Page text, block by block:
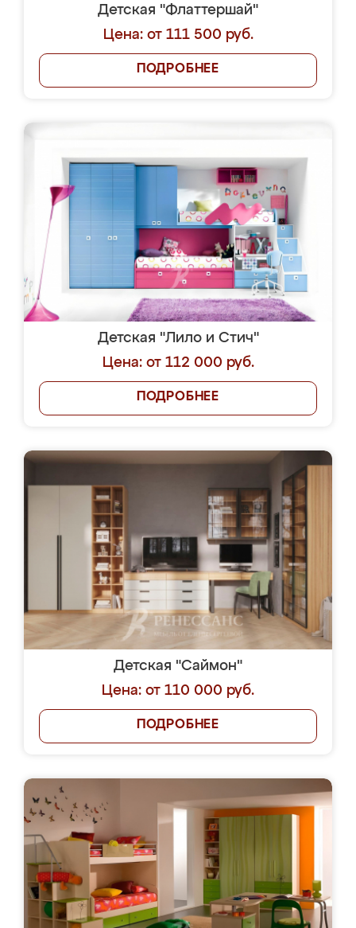
Детская "Флаттершай"
Цена: от 111 500 руб.
ПОДРОБНЕЕ
Детская "Лило и Стич"
Цена: от 112 000 руб.
ПОДРОБНЕЕ
Детская "Саймон"
Цена: от 110 000 руб.
ПОДРОБНЕЕ